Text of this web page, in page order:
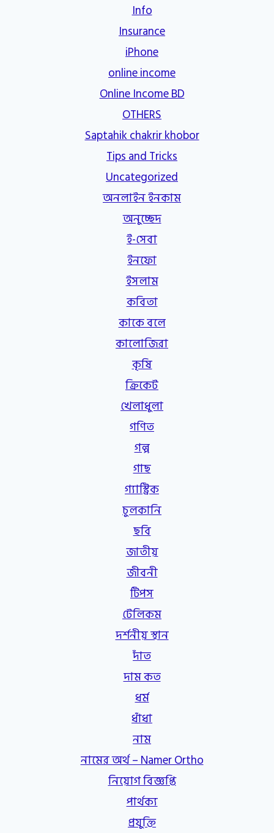
Info
Insurance
iPhone
online income
Online Income BD
OTHERS
Saptahik chakrir khobor
Tips and Tricks
Uncategorized
অনলাইন ইনকাম
অনুচ্ছেদ
ই-সেবা
ইনফো
ইসলাম
কবিতা
কাকে বলে
কালোজিরা
কৃষি
ক্রিকেট
খেলাধুলা
গণিত
গল্প
গাছ
গ্যাস্ট্রিক
চুলকানি
ছবি
জাতীয়
জীবনী
টিপস
টেলিকম
দর্শনীয় স্থান
দাঁত
দাম কত
ধর্ম
ধাঁধা
নাম
নামের অর্থ – Namer Ortho
নিয়োগ বিজ্ঞপ্তি
পার্থক্য
প্রযুক্তি